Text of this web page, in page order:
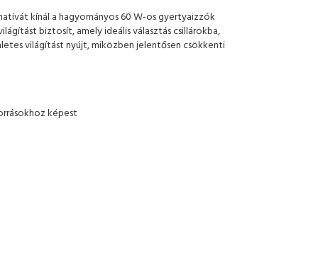
kínál a hagyományos 60 W-os gyertyaizzók
biztosít, amely ideális választás csillárokba,
világítást nyújt, miközben jelentősen csökkenti
képest